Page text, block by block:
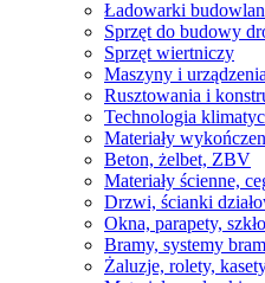
Ładowarki
Sprzęt do budowy
Sprzęt wiertniczy
Maszyny i
Rusztowania i
Technologia
Materiały
Beton, żelbet, ZBV
Materiały ścienne,
Drzwi, ścianki
Okna, parapety, szkło
Bramy, systemy
Żaluzje, rolety,